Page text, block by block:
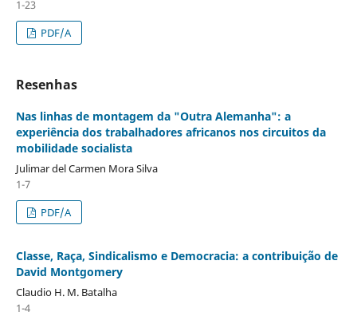
1-23
PDF/A
Resenhas
Nas linhas de montagem da "Outra Alemanha": a
experiência dos trabalhadores africanos nos circuitos da
mobilidade socialista
Julimar del Carmen Mora Silva
1-7
PDF/A
Classe, Raça, Sindicalismo e Democracia: a contribuição de
David Montgomery
Claudio H. M. Batalha
1-4